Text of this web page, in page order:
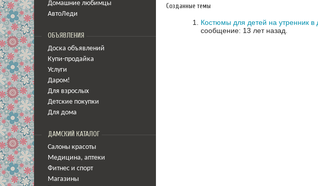
Домашние любимцы
АвтоЛеди
ОБЪЯВЛЕНИЯ
Доска объявлений
Купи-продайка
Услуги
Даром!
Для взрослых
Детские покупки
Для дома
ДАМСКИЙ КАТАЛОГ
Салоны красоты
Медицина, аптеки
Фитнес и спорт
Магазины
Созданные темы
Костюмы для детей на утренник в
сообщение: 13 лет назад.